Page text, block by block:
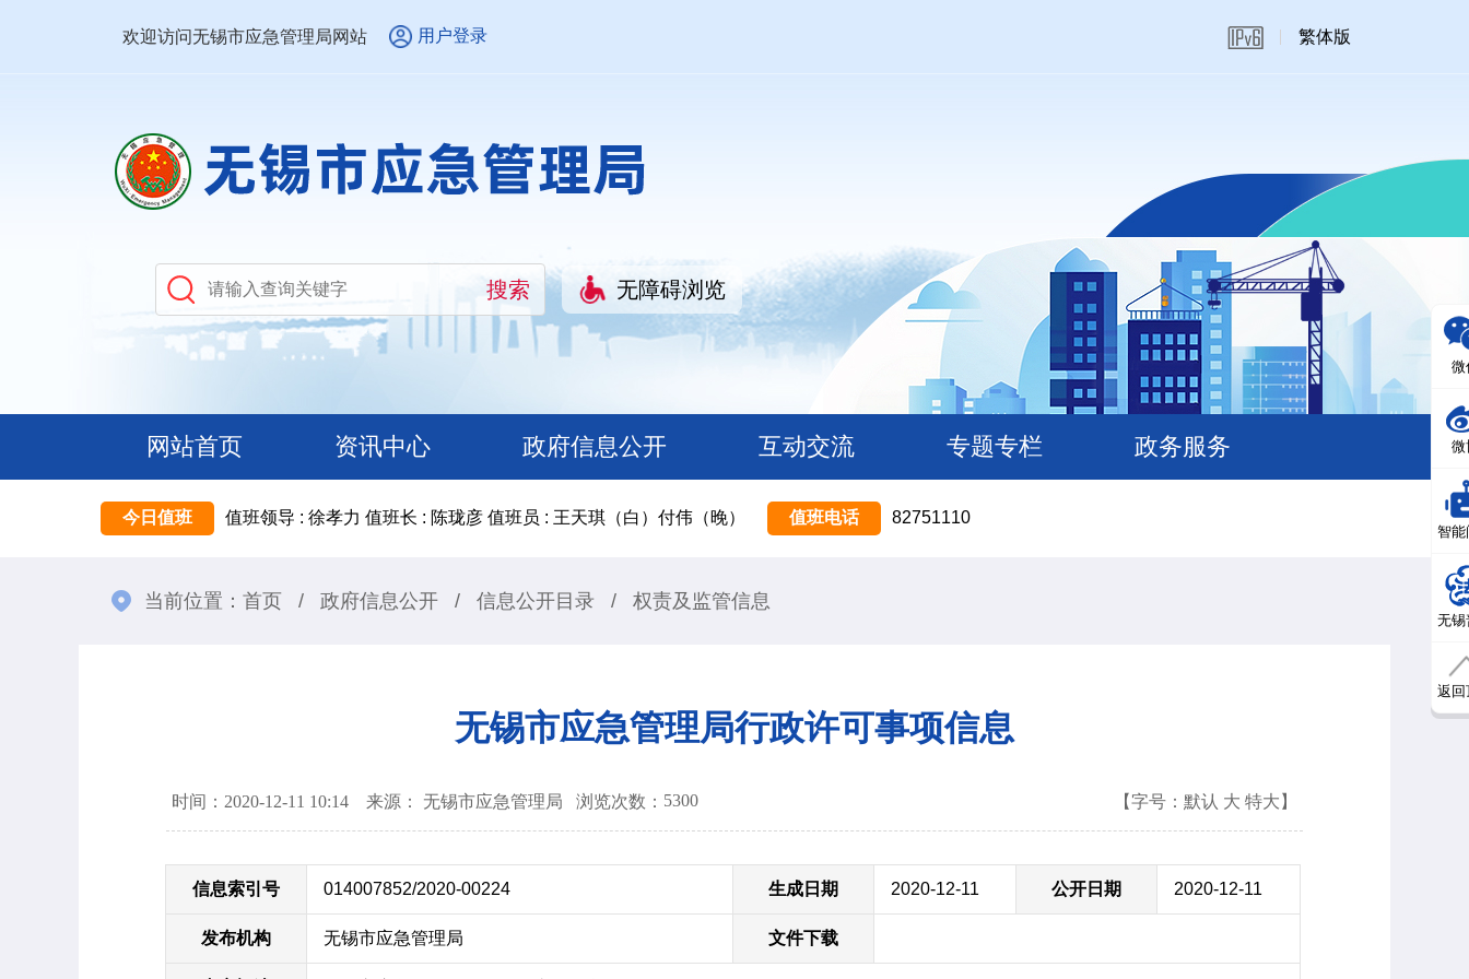
欢迎访问无锡市应急管理局网站 用户登录 繁体版
无障碍浏览
网站首页 资讯中心 政府信息公开 互动交流 专题专栏 政务服务
今日值班 值班领导 : 徐孝力 值班长 : 陈珑彦 值班员 : 王天琪（白）付伟（晚） 值班电话 82751110
当前位置： 首页 / 政府信息公开 / 信息公开目录 / 权责及监管信息
无锡市应急管理局行政许可事项信息
时间：2020-12-11 10:14 来源： 无锡市应急管理局 浏览次数： 5300 【字号： 默认 大 特大 】
信息索引号 014007852/2020-00224 生成日期 2020-12-11 公开日期 2020-12-11
发布机构 无锡市应急管理局 文件下载
微
微
智能
无锡
返回